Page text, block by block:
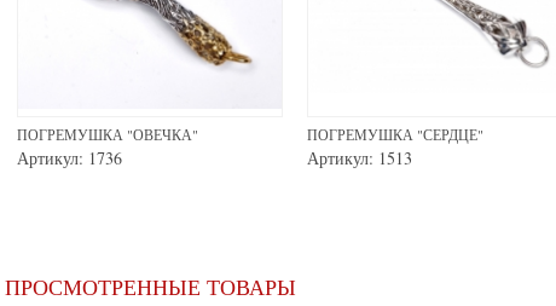
ПОГРЕМУШКА "ОВЕЧКА"
Артикул: 1736
ПОГРЕМУШКА "СЕРДЦЕ"
Артикул: 1513
ПРОСМОТРЕННЫЕ ТОВАРЫ